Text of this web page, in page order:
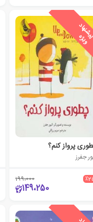
پ
ه
پرواز کنم؟
جفرز
199،000
149،250